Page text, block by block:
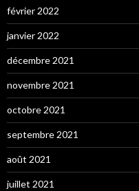
février 2022
janvier 2022
décembre 2021
novembre 2021
octobre 2021
septembre 2021
août 2021
juillet 2021